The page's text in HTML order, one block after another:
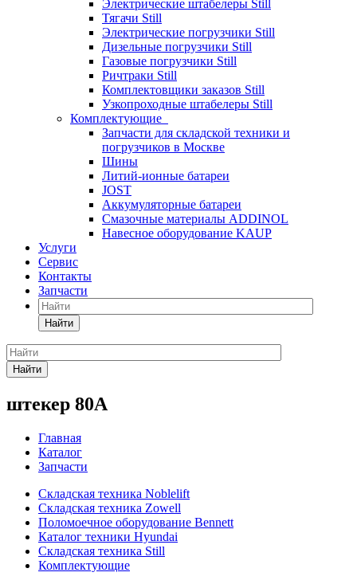
Электрические штабелеры Still
Тягачи Still
Электрические погрузчики Still
Дизельные погрузчики Still
Газовые погрузчики Still
Ричтраки Still
Комплектовщики заказов Still
Узкопроходные штабелеры Still
Комплектующие
Запчасти для складской техники и
погрузчиков в Москве
Шины
Литий-ионные батареи
JOST
Аккумуляторные батареи
Смазочные материалы ADDINOL
Навесное оборудование KAUP
Услуги
Сервис
Контакты
Запчасти
Найти
Найти
штекер 80А
Главная
Каталог
Запчасти
Складская техника Noblelift
Складская техника Zowell
Поломоечное оборудование Bennett
Каталог техники Hyundai
Складская техника Still
Комплектующие